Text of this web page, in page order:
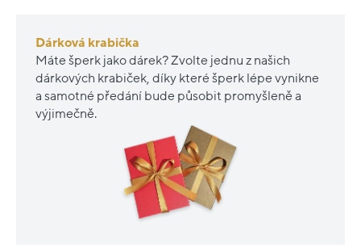
Dárková krabička
Máte šperk jako dárek? Zvolte jednu z našich
dárkových krabiček, díky které šperk lépe vynikne
a samotné předání bude působit promyšleně a
výjimečně.